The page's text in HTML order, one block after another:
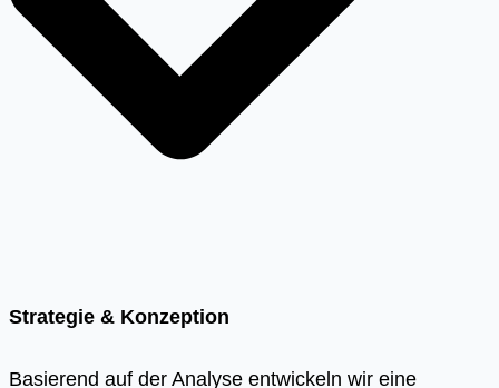
Strategie & Konzeption
Basierend auf der Analyse entwickeln wir eine